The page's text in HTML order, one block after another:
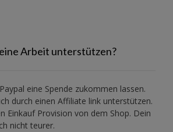
Arbeit unterstützen?
Paypal eine Spende zukommen lassen.
durch einen Affiliate link unterstützen.
Einkauf Provision von dem Shop. Dein
nicht teurer.